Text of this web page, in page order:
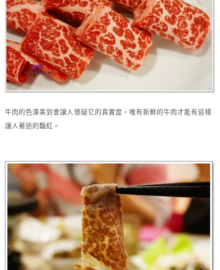
牛肉的色澤美到會讓人懷疑它的真實度，唯有新鮮的牛肉才能有這樣
讓人著迷的豔紅。